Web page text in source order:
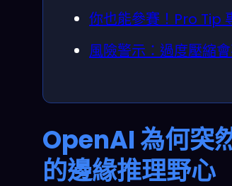
你也能參賽！Pro Tip
風險警示：過度壓縮
OpenAI 為何突
的邊緣推理野心